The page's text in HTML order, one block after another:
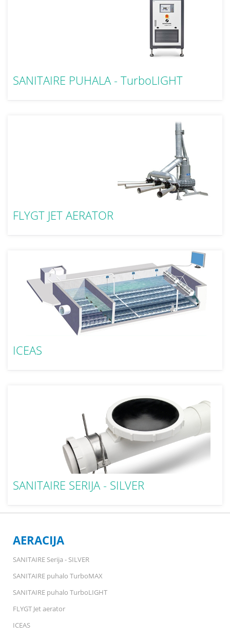
SANITAIRE PUHALA - TurboLIGHT
FLYGT JET AERATOR
ICEAS
SANITAIRE SERIJA - SILVER
AERACIJA
SANITAIRE Serija - SILVER
SANITAIRE puhalo TurboMAX
SANITAIRE puhalo TurboLIGHT
FLYGT Jet aerator
ICEAS